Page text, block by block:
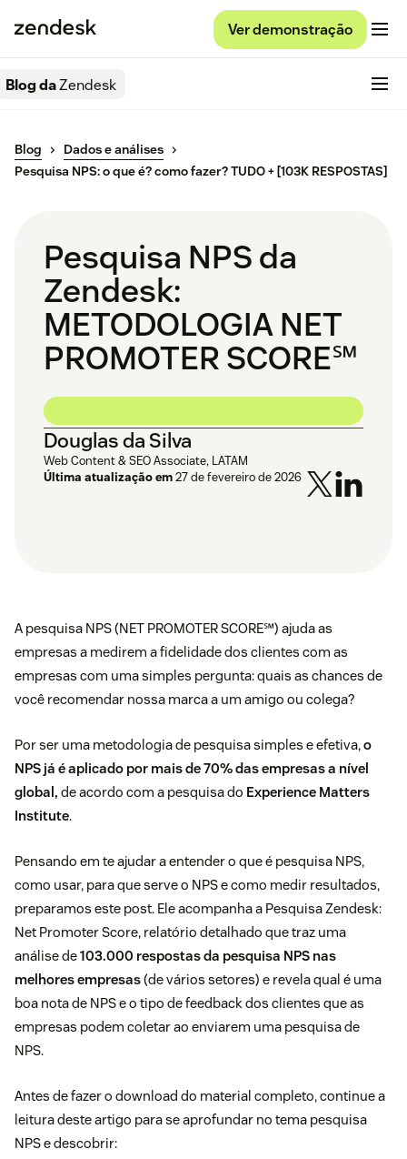
Ver demonstração
Blog daZendesk
Blog
Dados e análises
Pesquisa NPS: o que é? como fazer? TUDO + [103K RESPOSTAS]
Pesquisa NPS da
Zendesk:
METODOLOGIA NET
PROMOTER SCORE℠
Douglas da Silva
Web Content & SEO Associate, LATAM
Última atualização em27 de fevereiro de 2026
A pesquisa NPS (NET PROMOTER SCORE℠) ajuda as
empresas a medirem a fidelidade dos clientes com as
empresas com uma simples pergunta: quais as chances de
você recomendar nossa marca a um amigo ou colega?
Por ser uma metodologia de pesquisa simples e efetiva,o
NPS já é aplicado por mais de 70% das empresas a nível
global, de acordo com a pesquisa do Experience Matters
Institute.
Pensando em te ajudar a entender o que é pesquisa NPS,
como usar, para que serve o NPS e como medir resultados,
preparamos este post. Ele acompanha a Pesquisa Zendesk:
Net Promoter Score, relatório detalhado que traz uma
análise de103.000 respostas da pesquisa NPS nas
melhores empresas(de vários setores) e revela qual é uma
boa nota de NPS e o tipo de feedback dos clientes que as
empresas podem coletar ao enviarem uma pesquisa de
NPS.
Antes de fazer o download do material completo, continue a
leitura deste artigo para se aprofundar no tema pesquisa
NPS e descobrir: